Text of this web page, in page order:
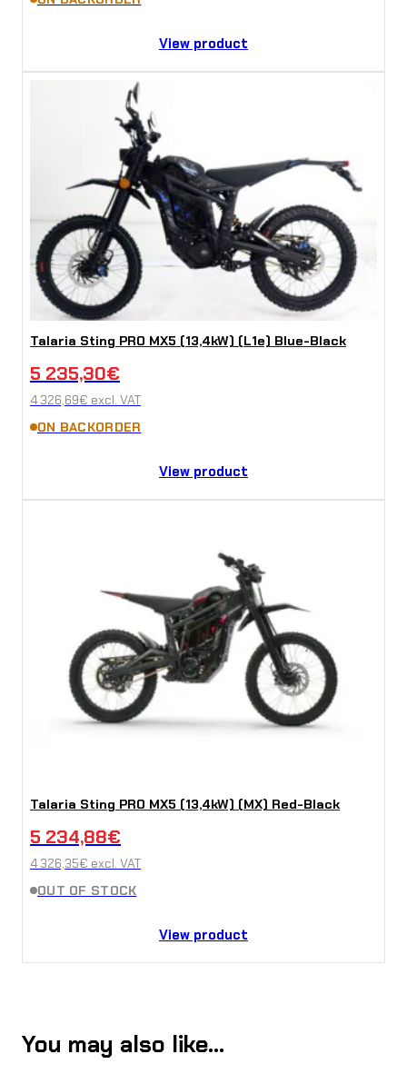
View product
Talaria Sting PRO MX5 (13,4kW) (L1e) Blue-Black
5 235,30€
4 326,69€ excl. VAT
ON BACKORDER
View product
Talaria Sting PRO MX5 (13,4kW) (MX) Red-Black
5 234,88€
4 326,35€ excl. VAT
OUT OF STOCK
View product
You may also like…